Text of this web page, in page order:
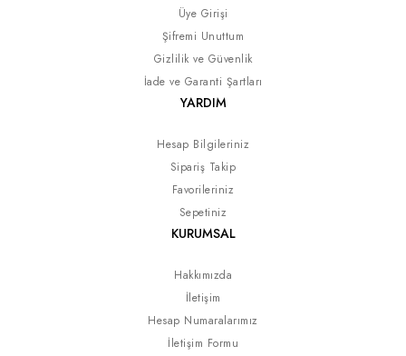
Üye Girişi
Şifremi Unuttum
Gizlilik ve Güvenlik
İade ve Garanti Şartları
YARDIM
Hesap Bilgileriniz
Sipariş Takip
Favorileriniz
Sepetiniz
KURUMSAL
Hakkımızda
İletişim
Hesap Numaralarımız
İletişim Formu